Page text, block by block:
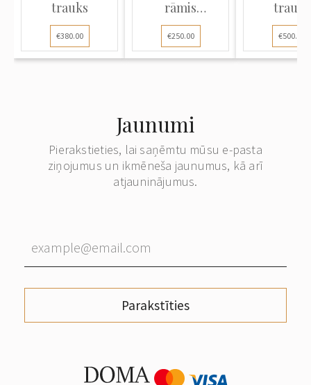
trauks
€380.00
rāmis
jūgendstilā
€250.00
trauks
€500.00
Jaunumi
Pierakstieties, lai saņēmtu mūsu e-pasta
ziņojumus un ikmēneša jaunumus, kā arī
atjauninājumus.
Parakstīties